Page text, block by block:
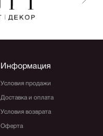
Информация
Условия продажи
Доставка и оплата
Условия возврата
Оферта